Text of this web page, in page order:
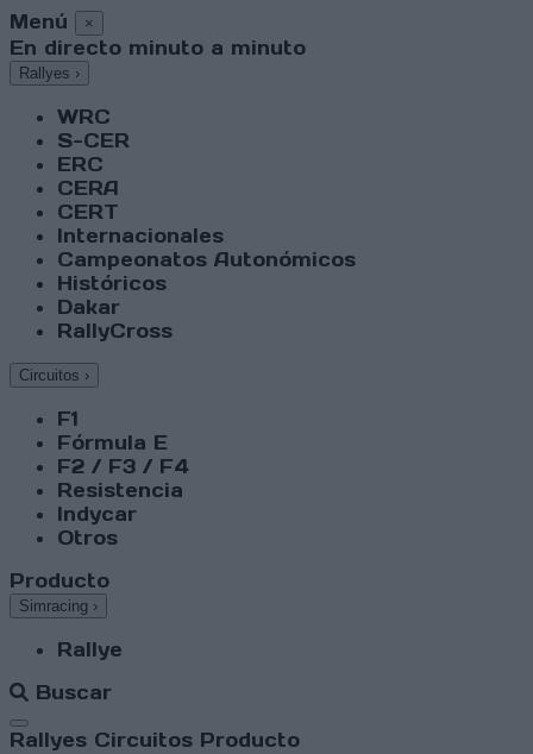
Menú ×
En directo minuto a minuto
Rallyes ›
WRC
S-CER
ERC
CERA
CERT
Internacionales
Campeonatos Autonómicos
Históricos
Dakar
RallyCross
Circuitos ›
F1
Fórmula E
F2 / F3 / F4
Resistencia
Indycar
Otros
Producto
Simracing ›
Rallye
Buscar
Abrir menú
Rallyes Circuitos Producto